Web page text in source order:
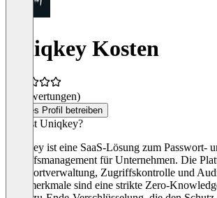
Uniqkey Kosten
(0 Bewertungen)
Dieses Profil betreiben
Was ist Uniqkey?
Uniqkey ist eine SaaS-Lösung zum Passwort-
Zugriffsmanagement für Unternehmen. Die
Passwortverwaltung, Zugriffskontrolle und
Kernmerkmale sind eine strikte Zero-